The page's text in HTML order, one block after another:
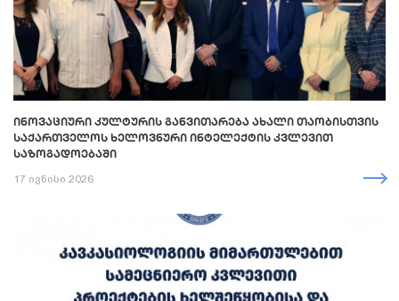
ᲘᲜᲝᲕᲐᲪᲘᲣᲠᲘ ᲙᲣᲚᲢᲣᲠᲘᲡ ᲒᲐᲜᲕᲘᲗᲐᲠᲔᲑᲐ ᲐᲮᲐᲚᲘ ᲗᲐᲝᲑᲘᲡᲗᲕᲘᲡ
ᲡᲐᲥᲐᲠᲗᲕᲔᲚᲝᲡ ᲮᲔᲚᲝᲕᲜᲣᲠᲘ ᲘᲜᲢᲔᲚᲔᲥᲢᲘᲡ ᲙᲕᲚᲔᲕᲘᲗ
ᲡᲐᲖᲝᲒᲐᲓᲝᲔᲑᲐᲨᲘ
17 ივნისი 2026